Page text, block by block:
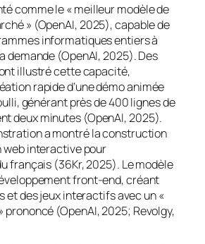
comme le « meilleur modèle de
» (OpenAI, 2025), capable de
informatiques entiers à
demande (OpenAI, 2025). Des
illustré cette capacité,
rapide d’une démo animée
générant près de 400 lignes de
deux minutes (OpenAI, 2025).
a montré la construction
web interactive pour
français (36Kr, 2025). Le modèle
front-end, créant
et des jeux interactifs avec un «
prononcé (OpenAI, 2025; Revolgy,